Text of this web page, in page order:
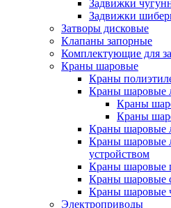
Задвижки
Задвижки
Затворы дисковые
Клапаны запорные
Комплектующие для
Краны шаровые
Краны
Краны шаровые
Краны
Краны
Краны шаровые
Краны шаровые
устройством
Краны шаровые
Краны шаровые
Краны шаровые
Электроприводы